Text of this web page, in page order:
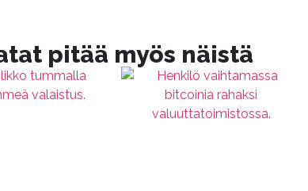
pitää myös näistä